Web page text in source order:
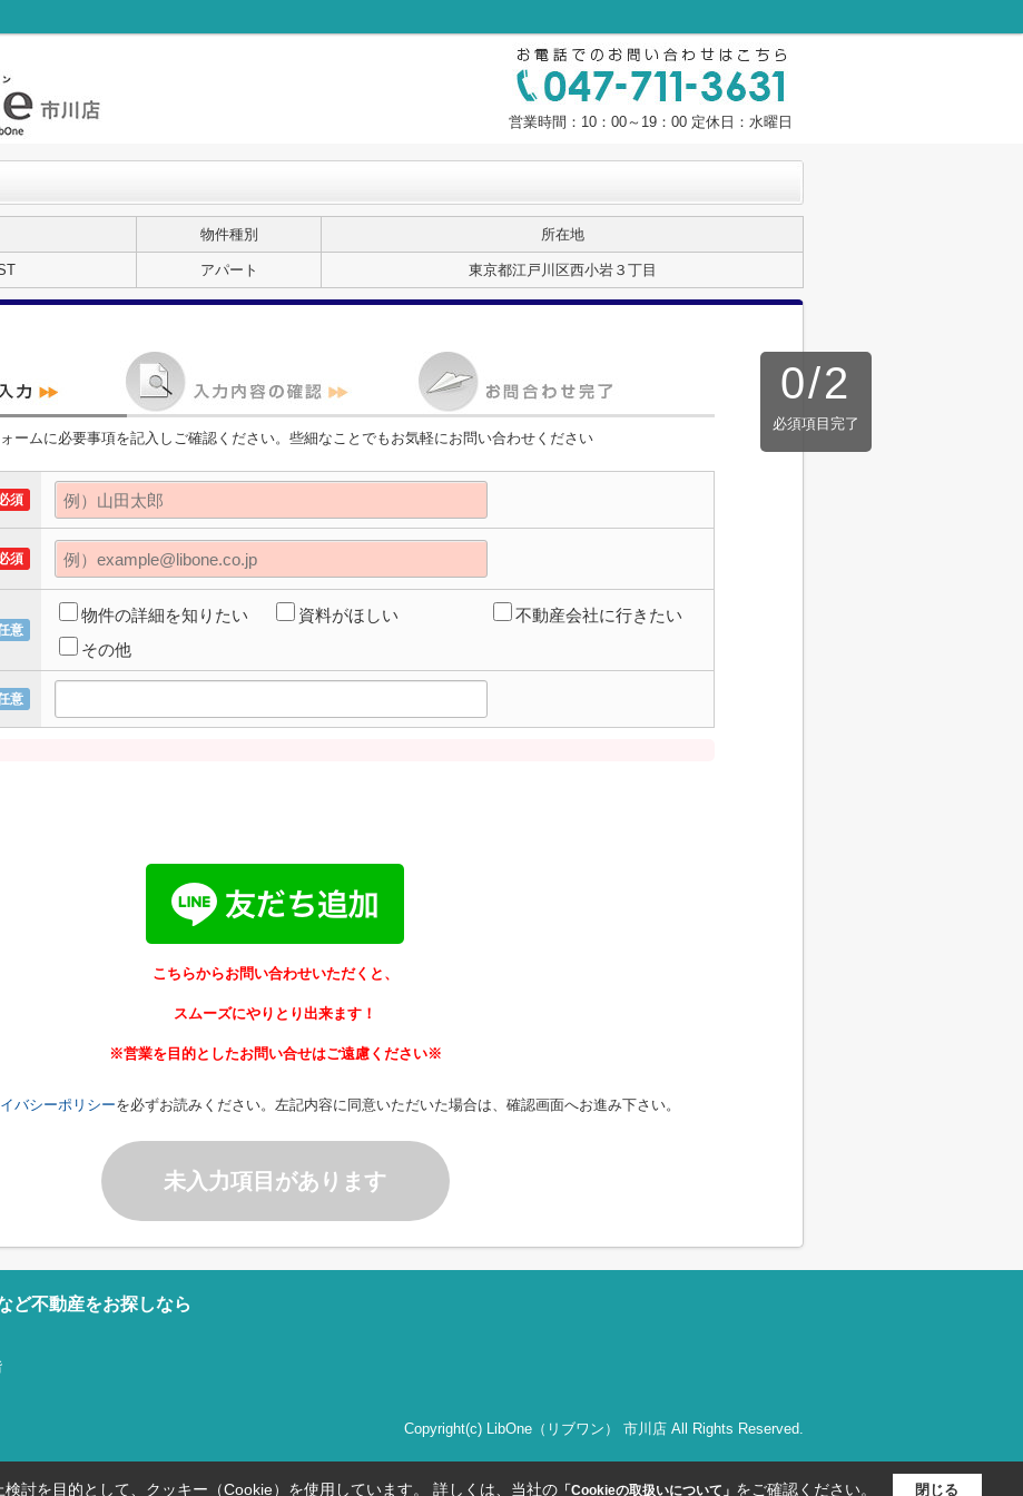
営業時間：10：00～19：00 定休日：水曜日
物件種別 所在地
アパート 東京都江戸川区西小岩３丁目
0/2
必須項目完了
ームに必要事項を記入しご確認ください。些細なことでもお気軽にお問い合わせください
須
須
意
物件の詳細を知りたい 資料がほしい
不動産会社に行きたい
その他
意
こちらからお問い合わせいただくと、
スムーズにやりとり出来ます！
※営業を目的としたお問い合せはご遠慮ください※
バシーポリシーを必ずお読みください。左記内容に同意いただいた場合は、確認画面へお進み下さい。
未入力項目があります
ど不動産をお探しなら
Copyright(c) LibOne（リブワン） 市川店 All Rights Reserved.
討を目的として、クッキー（Cookie）を使用しています。 詳しくは、当社の「Cookieの取扱いについて」 をご確認ください。 閉じる